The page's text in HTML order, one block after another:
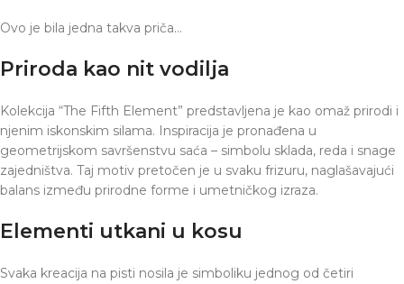
Ovo je bila jedna takva priča…
Priroda kao nit vodilja
Kolekcija “The Fifth Element” predstavljena je kao omaž prirodi i
njenim iskonskim silama. Inspiracija je pronađena u
geometrijskom savršenstvu saća – simbolu sklada, reda i snage
zajedništva. Taj motiv pretočen je u svaku frizuru, naglašavajući
balans između prirodne forme i umetničkog izraza.
Elementi utkani u kosu
Svaka kreacija na pisti nosila je simboliku jednog od četiri